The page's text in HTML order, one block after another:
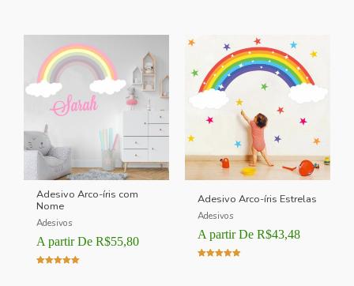
Adesivo Arco-íris com
Nome
Adesivos
A partir De R$55,80
Adesivo Arco-íris Estrelas
Adesivos
A partir De R$43,48